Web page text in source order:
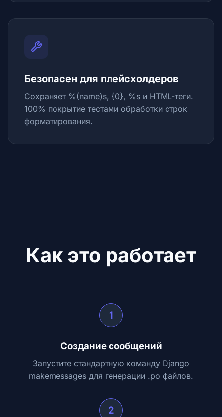
Безопасен для плейсхолдеров
Сохраняет %(name)s, {0}, %s и HTML-теги.
100% покрытие тестами обработки строк
форматирования.
Как это работает
1
Создание сообщений
Запустите стандартную команду Django
makemessages для генерации .po файлов.
2